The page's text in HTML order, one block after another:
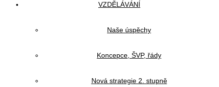
VZDĚLÁVÁNÍ
Naše úspěchy
Koncepce, ŠVP, řády
Nová strategie 2. stupně